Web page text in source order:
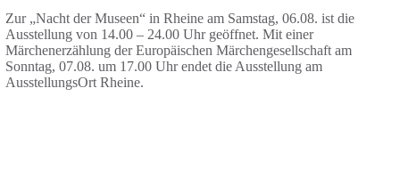
Zur „Nacht der Museen“ in Rheine am Samstag, 06.08. ist die
Ausstellung von 14.00 – 24.00 Uhr geöffnet. Mit einer
Märchenerzählung der Europäischen Märchengesellschaft am
Sonntag, 07.08. um 17.00 Uhr endet die Ausstellung am
AusstellungsOrt Rheine.